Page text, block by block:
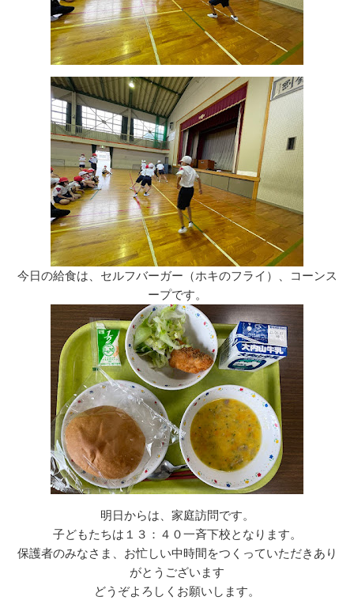
今日の給食は、セルフバーガー（ホキのフライ）、コーンス
ープです。
明日からは、家庭訪問です。
子どもたちは１３：４０一斉下校となります。
保護者のみなさま、お忙しい中時間をつくっていただきあり
がとうございます
どうぞよろしくお願いします。